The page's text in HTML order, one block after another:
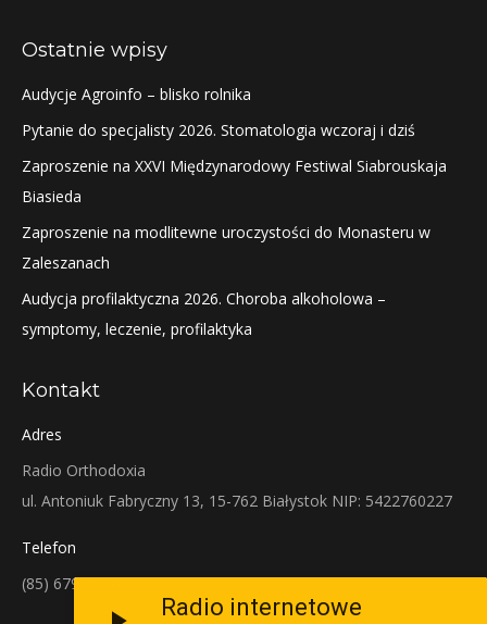
Ostatnie wpisy
Audycje Agroinfo – blisko rolnika
Pytanie do specjalisty 2026. Stomatologia wczoraj i dziś
Zaproszenie na XXVI Międzynarodowy Festiwal Siabrouskaja
Biasieda
Zaproszenie na modlitewne uroczystości do Monasteru w
Zaleszanach
Audycja profilaktyczna 2026. Choroba alkoholowa –
symptomy, leczenie, profilaktyka
Kontakt
Adres
Radio Orthodoxia
ul. Antoniuk Fabryczny 13, 15-762 Białystok NIP: 5422760227
Telefon
(85) 679-38-38
Radio internetowe